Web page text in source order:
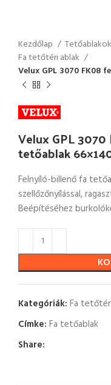
Kezdőlap Tetőablakok
Fa tetőtéri ablak
Velux GPL 3070
Velux GPL
tetőablak
Felnyíló-billenő fa
szellőzőnyílással,
Beépítéséhez
Kategóriák: Fa
Címke: Fa tetőablak
Share: